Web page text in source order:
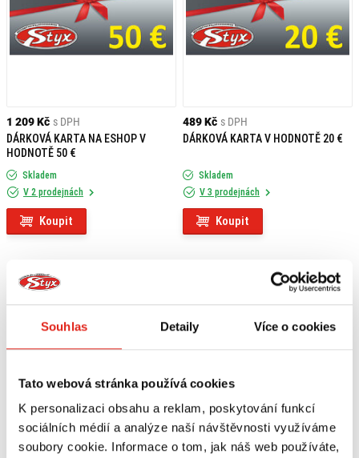
Souhlas Detaily Více o cookies
Tato webová stránka používá cookies
K personalizaci obsahu a reklam, poskytování funkcí
sociálních médií a analýze naší návštěvnosti využíváme
soubory cookie. Informace o tom, jak náš web používáte,
1 209 Kč s DPH
DÁRKOVÁ KARTA NA ESHOP V
HODNOTĚ 50 €
Skladem
V 2 prodejnách
Koupit
489 Kč s DPH
DÁRKOVÁ KARTA V HODNOTĚ 20 €
Skladem
V 3 prodejnách
Koupit